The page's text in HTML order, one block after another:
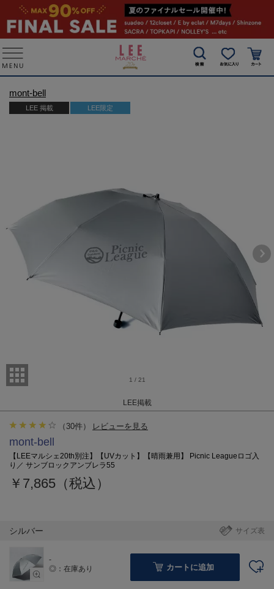
mont-bell
LEE 掲載 LEE限定
1 / 21
LEE掲載
（ 30件） レビューを見る
mont-bell
【LEEマルシェ20th別注】【UVカット】【晴雨兼用】 Picnic Leagueロゴ入
り／ サンブロックアンブレラ55
￥7,865（税込）
サイズ表
シルバー
-
◎：在庫あり
カートに追加